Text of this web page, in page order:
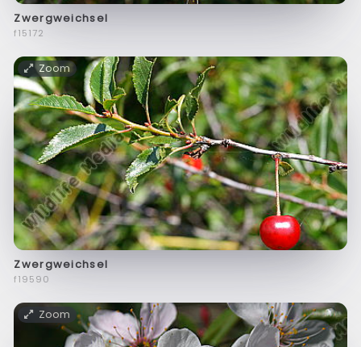
Zwergweichsel
f15172
Zoom
Zwergweichsel
f19590
Zoom